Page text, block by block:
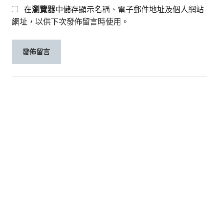
在瀏覽器中儲存顯示名稱、電子郵件地址及個人網站
網址，以供下次發佈留言時使用。